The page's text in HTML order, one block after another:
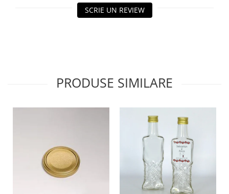
SCRIE UN REVIEW
PRODUSE SIMILARE